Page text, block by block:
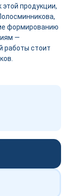
этой продукции,
формированию
—
работы стоит